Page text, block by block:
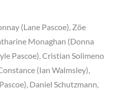
(Lane Pascoe), Zöe
Monaghan (Donna
Pascoe), Cristian Solimeno
(Ian Walmsley),
Daniel Schutzmann,